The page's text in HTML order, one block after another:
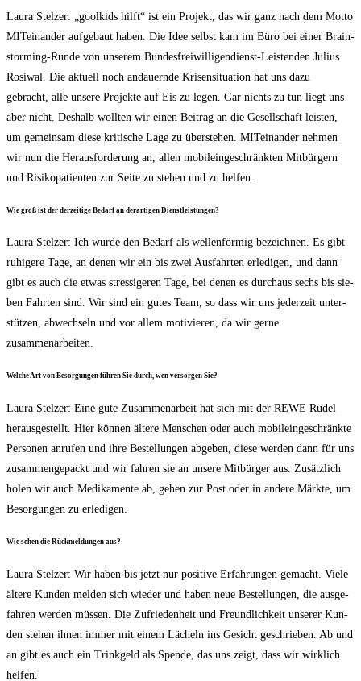
Lau­ra Stel­zer: „gool­kids hilft“ ist ein Pro­jekt, das wir ganz nach dem Mot­to
MIT­ein­an­der auf­ge­baut haben. Die Idee selbst kam im Büro bei einer Brain­
stor­ming-Run­de von unse­rem Bun­des­frei­wil­li­gen­dienst-Leis­ten­den Juli­us
Rosi­wal. Die aktu­ell noch andau­ern­de Kri­sen­si­tua­ti­on hat uns dazu
gebracht, alle unse­re Pro­jek­te auf Eis zu legen. Gar nichts zu tun liegt uns
aber nicht. Des­halb woll­ten wir einen Bei­trag an die Gesell­schaft leis­ten,
um gemein­sam die­se kri­ti­sche Lage zu über­ste­hen. MIT­ein­an­der neh­men
wir nun die Her­aus­for­de­rung an, allen mobil­ein­ge­schränk­ten Mit­bür­gern
und Risi­ko­pa­ti­en­ten zur Sei­te zu ste­hen und zu helfen.
Wie groß ist der der­zei­ti­ge Bedarf an der­ar­ti­gen Dienstleistungen?
Lau­ra Stel­zer: Ich wür­de den Bedarf als wel­len­för­mig bezeich­nen. Es gibt
ruhi­ge­re Tage, an denen wir ein bis zwei Aus­fahr­ten erle­di­gen, und dann
gibt es auch die etwas stres­si­ge­ren Tage, bei denen es durch­aus sechs bis sie­
ben Fahr­ten sind. Wir sind ein gutes Team, so dass wir uns jeder­zeit unter­
stüt­zen, abwech­seln und vor allem moti­vie­ren, da wir ger­ne
zusammenarbeiten.
Wel­che Art von Besor­gun­gen füh­ren Sie durch, wen ver­sor­gen Sie?
Lau­ra Stel­zer: Eine gute Zusam­men­ar­beit hat sich mit der REWE Rudel
her­aus­ge­stellt. Hier kön­nen älte­re Men­schen oder auch mobil­ein­ge­schränk­te
Per­so­nen anru­fen und ihre Bestel­lun­gen abge­ben, die­se wer­den dann für uns
zusam­men­ge­packt und wir fah­ren sie an unse­re Mit­bür­ger aus. Zusätz­lich
holen wir auch Medi­ka­men­te ab, gehen zur Post oder in ande­re Märk­te, um
Besor­gun­gen zu erledigen.
Wie sehen die Rück­mel­dun­gen aus?
Lau­ra Stel­zer: Wir haben bis jetzt nur posi­ti­ve Erfah­run­gen gemacht. Vie­le
älte­re Kun­den mel­den sich wie­der und haben neue Bestel­lun­gen, die aus­ge­
fah­ren wer­den müs­sen. Die Zufrie­den­heit und Freund­lich­keit unse­rer Kun­
den ste­hen ihnen immer mit einem Lächeln ins Gesicht geschrie­ben. Ab und
an gibt es auch ein Trink­geld als Spen­de, das uns zeigt, dass wir wirk­lich
helfen.